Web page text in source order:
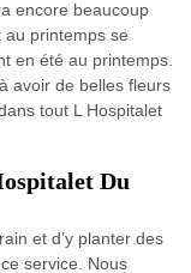
encore beaucoup
au printemps se
en été au printemps.
avoir de belles fleurs
tout L Hospitalet
Du
et d’y planter des
service. Nous